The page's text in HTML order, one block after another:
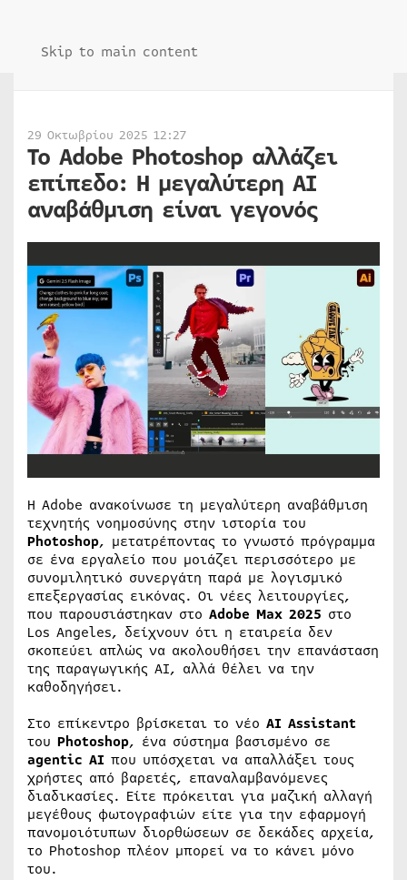
Skip to main content
29 Οκτωβρίου 2025 12:27
Το Adobe Photoshop αλλάζει
επίπεδο: Η μεγαλύτερη AI
αναβάθμιση είναι γεγονός
Η Adobe ανακοίνωσε τη μεγαλύτερη αναβάθμιση
τεχνητής νοημοσύνης στην ιστορία του
Photoshop, μετατρέποντας το γνωστό πρόγραμμα
σε ένα εργαλείο που μοιάζει περισσότερο με
συνομιλητικό συνεργάτη παρά με λογισμικό
επεξεργασίας εικόνας. Οι νέες λειτουργίες,
που παρουσιάστηκαν στο Adobe Max 2025 στο
Los Angeles, δείχνουν ότι η εταιρεία δεν
σκοπεύει απλώς να ακολουθήσει την επανάσταση
της παραγωγικής AI, αλλά θέλει να την
καθοδηγήσει.
Στο επίκεντρο βρίσκεται το νέο AI Assistant
του Photoshop, ένα σύστημα βασισμένο σε
agentic AI που υπόσχεται να απαλλάξει τους
χρήστες από βαρετές, επαναλαμβανόμενες
διαδικασίες. Είτε πρόκειται για μαζική αλλαγή
μεγέθους φωτογραφιών είτε για την εφαρμογή
πανομοιότυπων διορθώσεων σε δεκάδες αρχεία,
το Photoshop πλέον μπορεί να το κάνει μόνο
του.